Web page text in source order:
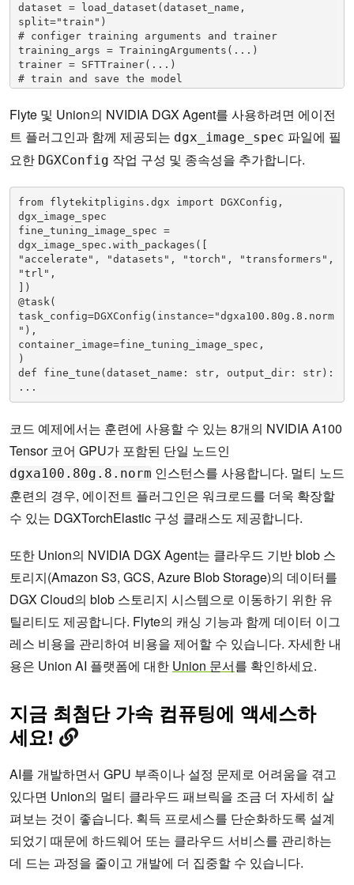
dataset = load_dataset(dataset_name,
split="train")
# configer training arguments and trainer
training_args = TrainingArguments(...)
trainer = SFTTrainer(...)
# train and save the model
trainer.train()
Flyte 및 Union의 NVIDIA DGX Agent를 사용하려면 에이전
트 플러그인과 함께 제공되는 dgx_image_spec 파일에 필
요한 DGXConfig 작업 구성 및 종속성을 추가합니다.
from flytekitpligins.dgx import DGXConfig,
dgx_image_spec
fine_tuning_image_spec =
dgx_image_spec.with_packages([
"accelerate", "datasets", "torch", "transformers",
"trl",
])
@task(
task_config=DGXConfig(instance="dgxa100.80g.8.norm
"),
container_image=fine_tuning_image_spec,
)
def fine_tune(dataset_name: str, output_dir: str):
...
코드 예제에서는 훈련에 사용할 수 있는 8개의 NVIDIA A100
Tensor 코어 GPU가 포함된 단일 노드인
dgxa100.80g.8.norm 인스턴스를 사용합니다. 멀티 노드
훈련의 경우, 에이전트 플러그인은 워크로드를 더욱 확장할
수 있는 DGXTorchElastic 구성 클래스도 제공합니다.
또한 Union의 NVIDIA DGX Agent는 클라우드 기반 blob 스
토리지(Amazon S3, GCS, Azure Blob Storage)의 데이터를
DGX Cloud의 blob 스토리지 시스템으로 이동하기 위한 유
틸리티도 제공합니다. Flyte의 캐싱 기능과 함께 데이터 이그
레스 비용을 관리하여 비용을 제어할 수 있습니다. 자세한 내
용은 Union AI 플랫폼에 대한 Union 문서를 확인하세요.
지금 최첨단 가속 컴퓨팅에 액세스하
세요!
AI를 개발하면서 GPU 부족이나 설정 문제로 어려움을 겪고
있다면 Union의 멀티 클라우드 패브릭을 조금 더 자세히 살
펴보는 것이 좋습니다. 획득 프로세스를 단순화하도록 설계
되었기 때문에 하드웨어 또는 클라우드 서비스를 관리하는
데 드는 과정을 줄이고 개발에 더 집중할 수 있습니다.